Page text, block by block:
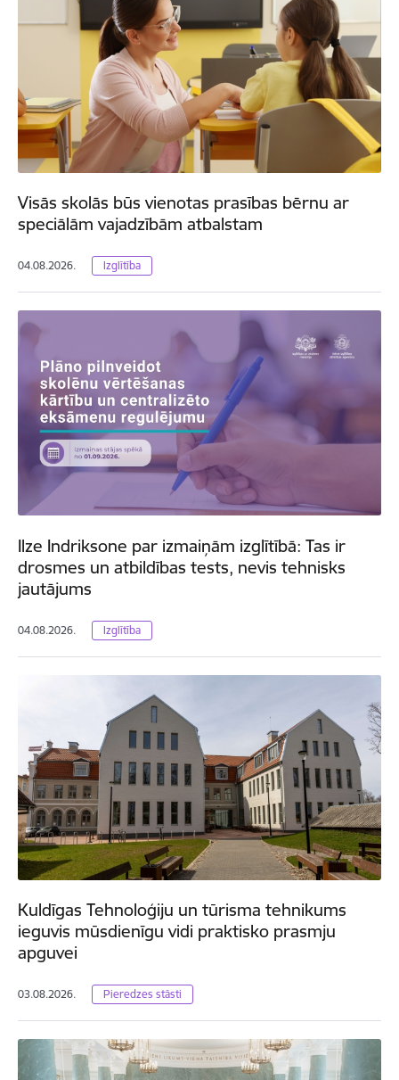
Visās skolās būs vienotas prasības bērnu ar
speciālām vajadzībām atbalstam
04.08.2026. Izglītība
Ilze Indriksone par izmaiņām izglītībā: Tas ir
drosmes un atbildības tests, nevis tehnisks
jautājums
04.08.2026. Izglītība
Kuldīgas Tehnoloģiju un tūrisma tehnikums
ieguvis mūsdienīgu vidi praktisko prasmju
apguvei
03.08.2026. Pieredzes stāsti